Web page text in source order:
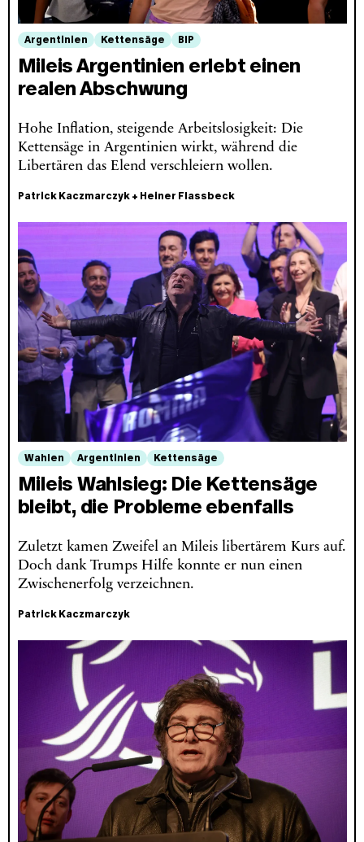
Argentinien Kettensäge BIP
Mileis Argentinien erlebt einen
realen Abschwung
Hohe Inflation, steigende Arbeitslosigkeit: Die
Kettensäge in Argentinien wirkt, während die
Libertären das Elend verschleiern wollen.
Patrick Kaczmarczyk+ Heiner Flassbeck
Wahlen Argentinien Kettensäge
Mileis Wahlsieg: Die Kettensäge
bleibt, die Probleme ebenfalls
Zuletzt kamen Zweifel an Mileis libertärem Kurs auf.
Doch dank Trumps Hilfe konnte er nun einen
Zwischenerfolg verzeichnen.
Patrick Kaczmarczyk